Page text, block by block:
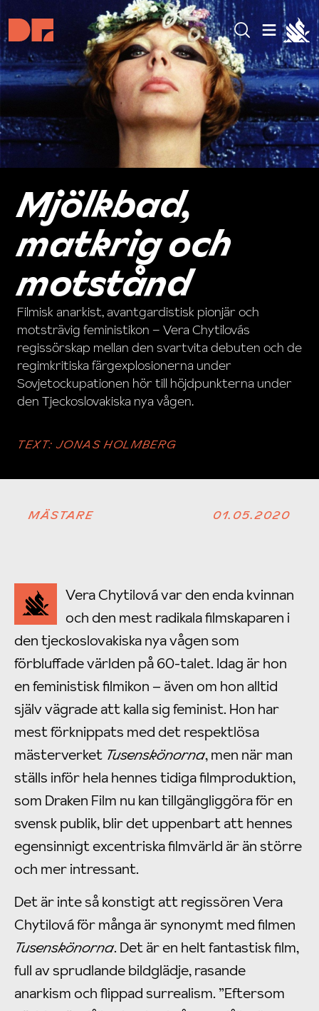
MÄSTARE 01.05.2020
Mjölkbad,
matkrig och
motstånd
Filmisk anarkist, avantgardistisk pionjär och
motsträvig feministikon – Vera Chytilovás
regissörskap mellan den svartvita debuten och de
regimkritiska färgexplosionerna under
Sovjetockupationen hör till höjdpunkterna under
den Tjeckoslovakiska nya vågen.
TEXT:JONAS HOLMBERG
Vera Chytilová var den enda kvinnan
och den mest radikala filmskaparen i
den tjeckoslovakiska nya vågen som
förbluffade världen på 60-talet. Idag är hon
en feministisk filmikon – även om hon alltid
själv vägrade att kalla sig feminist. Hon har
mest förknippats med det respektlösa
mästerverket Tusenskönorna, men när man
ställs inför hela hennes tidiga filmproduktion,
som Draken Film nu kan tillgängliggöra för en
svensk publik, blir det uppenbart att hennes
egensinnigt excentriska filmvärld är än större
och mer intressant.
Det är inte så konstigt att regissören Vera
Chytilová för många är synonymt med filmen
Tusenskönorna. Det är en helt fantastisk film,
full av sprudlande bildglädje, rasande
anarkism och flippad surrealism. ”Eftersom